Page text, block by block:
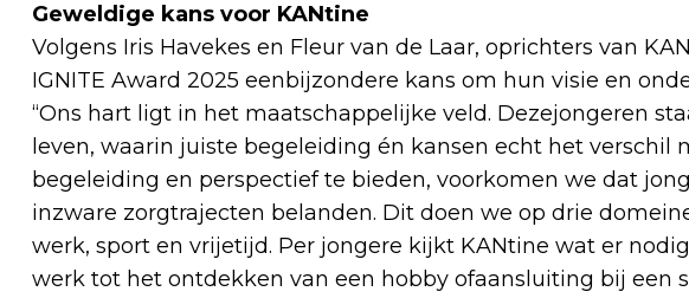
Geweldige kans voor KANtine
Volgens Iris Havekes en Fleur van de Laar, oprichters van
IGNITE Award 2025 eenbijzondere kans om hun visie en
“Ons hart ligt in het maatschappelijke veld. Dezejongeren
leven, waarin juiste begeleiding én kansen echt het verschil
begeleiding en perspectief te bieden, voorkomen we dat
inzware zorgtrajecten belanden. Dit doen we op drie
werk, sport en vrijetijd. Per jongere kijkt KANtine wat er
werk tot het ontdekken van een hobby ofaansluiting bij een